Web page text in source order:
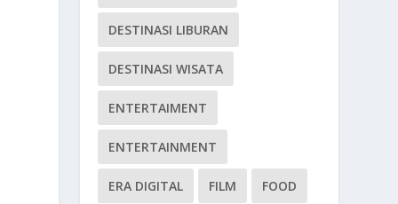
DESTINASI LIBURAN
DESTINASI WISATA
ENTERTAIMENT
ENTERTAINMENT
ERA DIGITAL FILM FOOD